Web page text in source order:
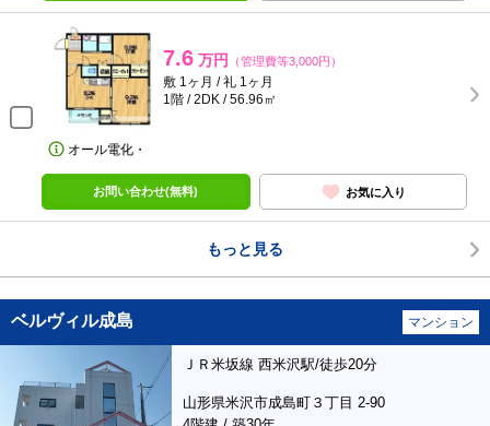
7.6 万円 （管理費等3,000円）
敷 1ヶ月 / 礼 1ヶ月
1階 / 2DK / 56.96㎡
オール電化・
お問い合わせ(無料) お気に入り
もっと見る
ベルヴィル成島 マンション
ＪＲ米坂線 西米沢駅/徒歩20分
山形県米沢市成島町３丁目 2-90